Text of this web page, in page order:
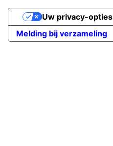
Melding bij verzameling
Uw privacy-opties